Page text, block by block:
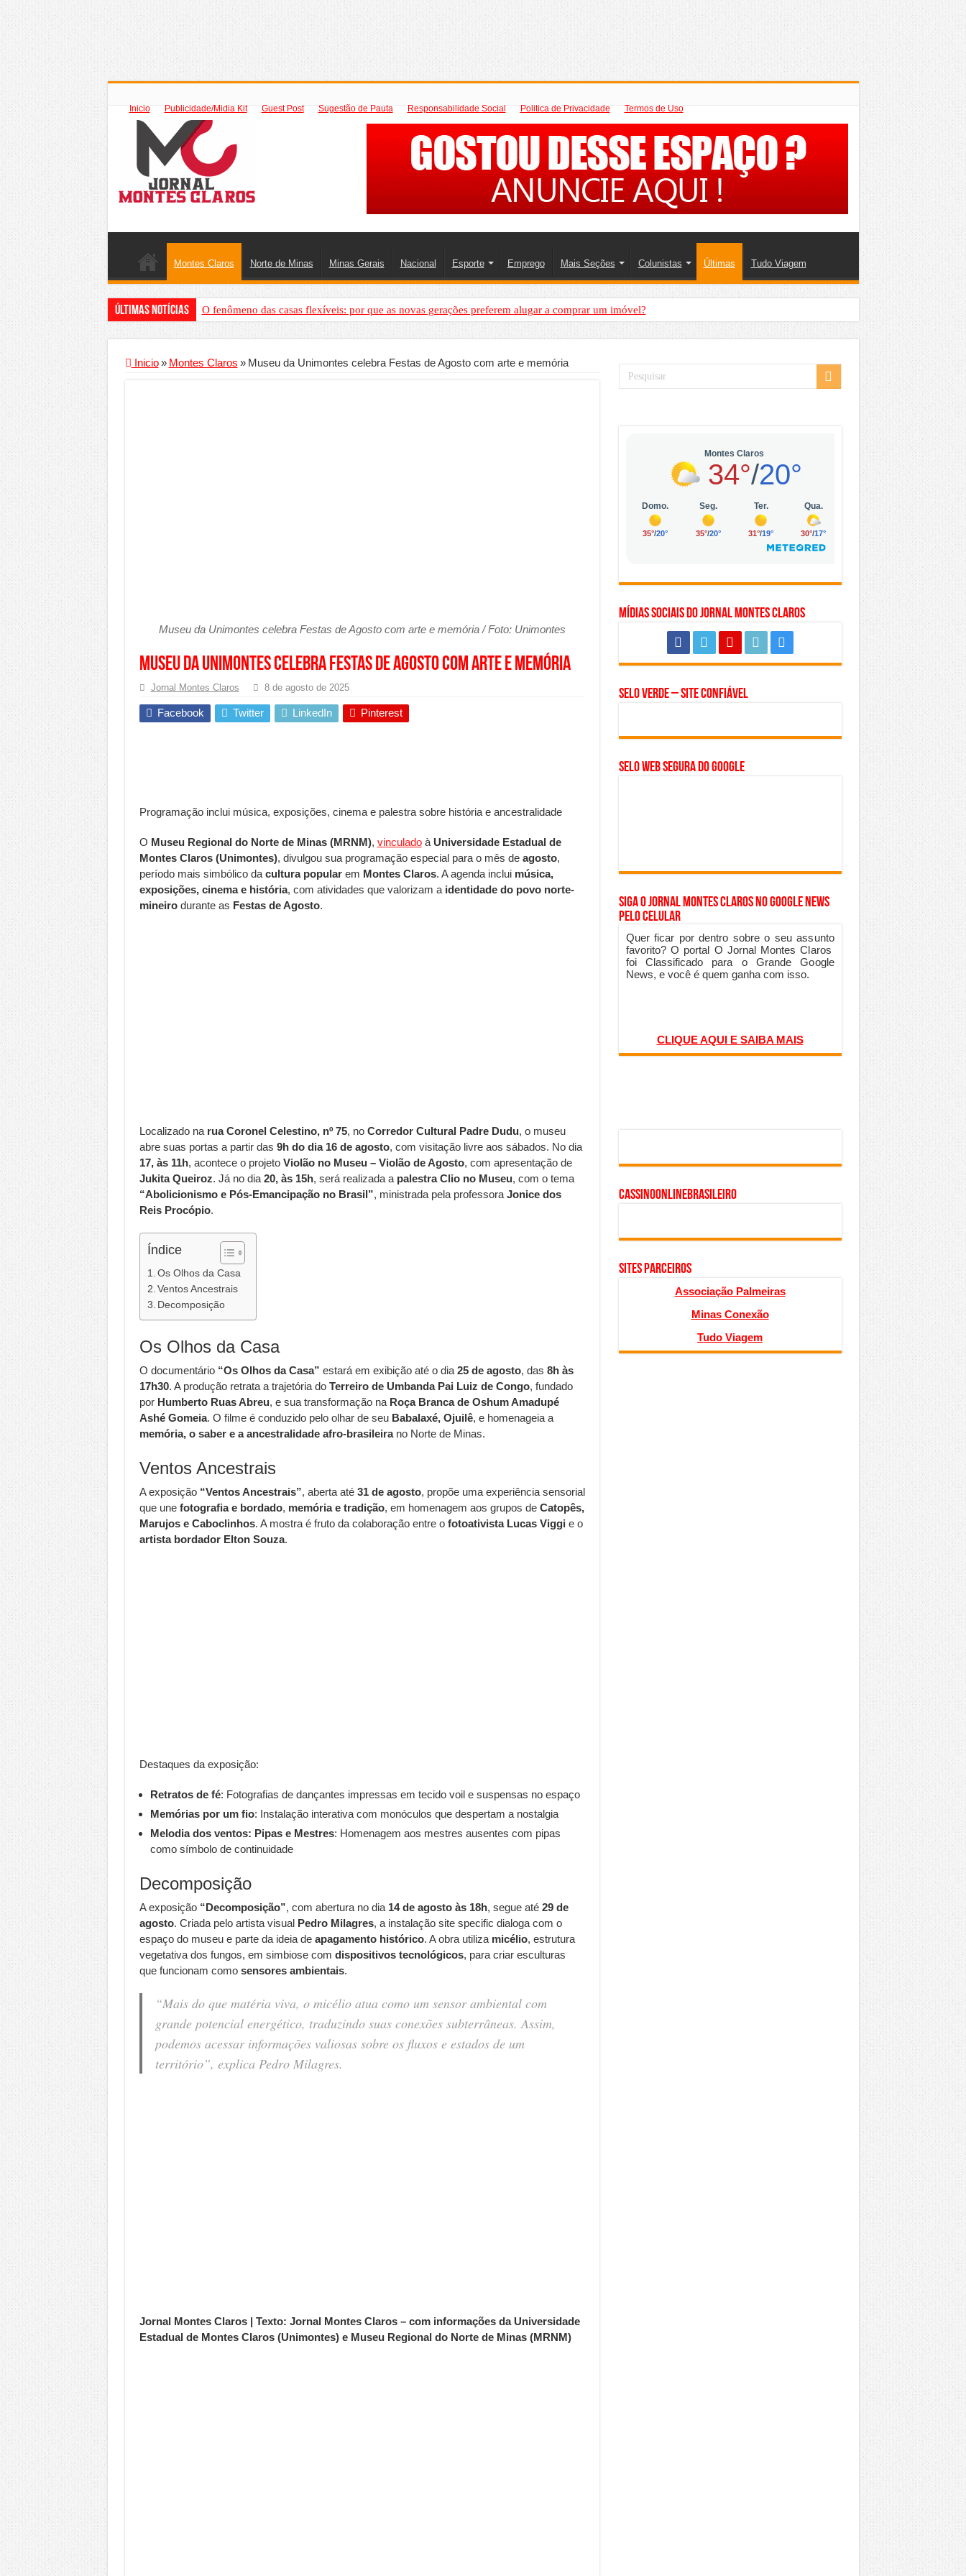
Inicio Publicidade/Midia Kit Guest Post Sugestão de Pauta Responsabilidade Social Politica de Privacidade Termos de Uso
Montes Claros Norte de Minas Minas Gerais Nacional Esporte Emprego Mais Seções Colunistas Últimas Tudo Viagem
Últimas Notícias O fenômeno das casas flexíveis: por que as novas gerações preferem alugar a comprar um imóvel?
Criador de Sites ou VPS: como saber a hora certa de evoluir sua infraestrutura digital
Conheça a melhor empresa de transfer passeios e traslados em Porto Seguro, Bahia
De economista a referência nacional: como Jaque Rosa ensina tarólogas a faturarem mais de R$ 10 mil no digital
Inicio » Montes Claros » Museu da Unimontes celebra Festas de Agosto com arte e memória
Museu da Unimontes celebra Festas de Agosto com arte e memória / Foto: Unimontes
Museu da Unimontes celebra Festas de Agosto com arte e memória
Jornal Montes Claros 8 de agosto de 2025
Facebook Twitter LinkedIn Pinterest
Programação inclui música, exposições, cinema e palestra sobre história e ancestralidade
O Museu Regional do Norte de Minas (MRNM), vinculadoà Universidade Estadual de
Montes Claros (Unimontes), divulgou sua programação especial para o mês de agosto,
período mais simbólico da cultura popularem Montes Claros. A agenda inclui música,
exposições, cinema e história, com atividades que valorizam a identidade do povo norte-
mineirodurante as Festas de Agosto.
Localizado na rua Coronel Celestino, nº 75, no Corredor Cultural Padre Dudu, o museu
abre suas portas a partir das 9h do dia 16 de agosto, com visitação livre aos sábados. No dia
17, às 11h, acontece o projeto Violão no Museu – Violão de Agosto, com apresentação de
Jukita Queiroz. Já no dia 20, às 15h, será realizada a palestra Clio no Museu, com o tema
“Abolicionismo e Pós-Emancipação no Brasil”, ministrada pela professora Jonice dos
Reis Procópio.
Índice
Os Olhos da Casa
Ventos Ancestrais
Decomposição
Os Olhos da Casa
O documentário “Os Olhos da Casa” estará em exibição até o dia 25 de agosto, das 8h às
17h30. A produção retrata a trajetória do Terreiro de Umbanda Pai Luiz de Congo, fundado
por Humberto Ruas Abreu, e sua transformação na Roça Branca de Oshum Amadupé
Ashé Gomeia. O filme é conduzido pelo olhar de seu Babalaxé, Ojuilê, e homenageia a
memória, o saber e a ancestralidade afro-brasileirano Norte de Minas.
Ventos Ancestrais
A exposição “Ventos Ancestrais”, aberta até 31 de agosto, propõe uma experiência sensorial
que une fotografia e bordado, memória e tradição, em homenagem aos grupos de Catopês,
Marujos e Caboclinhos. A mostra é fruto da colaboração entre o fotoativista Lucas Viggi e o
artista bordador Elton Souza.
Destaques da exposição:
Retratos de fé: Fotografias de dançantes impressas em tecido voil e suspensas no espaço
Memórias por um fio: Instalação interativa com monóculos que despertam a nostalgia
Melodia dos ventos: Pipas e Mestres: Homenagem aos mestres ausentes com pipas
como símbolo de continuidade
Decomposição
A exposição “Decomposição”, com abertura no dia 14 de agosto às 18h, segue até 29 de
agosto. Criada pelo artista visual Pedro Milagres, a instalação site specific dialoga com o
espaço do museu e parte da ideia de apagamento histórico. A obra utiliza micélio, estrutura
vegetativa dos fungos, em simbiose com dispositivos tecnológicos, para criar esculturas
que funcionam como sensores ambientais.
“Mais do que matéria viva, o micélio atua como um sensor ambiental com
grande potencial energético, traduzindo suas conexões subterrâneas. Assim,
podemos acessar informações valiosas sobre os fluxos e estados de um
território”, explica Pedro Milagres.
Jornal Montes Claros | Texto: Jornal Montes Claros – com informações da Universidade
Estadual de Montes Claros (Unimontes) e Museu Regional do Norte de Minas (MRNM)
Mídias Sociais do Jornal Montes Claros
Selo Verde – Site Confiável
SELO WEB SEGURA do GOOGLE
Siga o Jornal Montes Claros no Google News
pelo Celular
Quer ficar por dentro sobre o seu assunto
favorito? O portal O Jornal Montes Claros
foi Classificado para o Grande Google
News, e você é quem ganha com isso.
CLIQUE AQUI E SAIBA MAIS
cassinoonlinebrasileiro
SITES PARCEIROS
Associação Palmeiras
Minas Conexão
Tudo Viagem